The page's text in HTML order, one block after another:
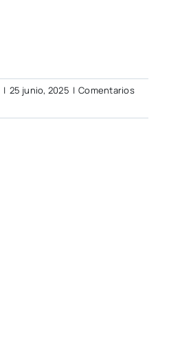
| 25 junio, 2025 | Comentarios